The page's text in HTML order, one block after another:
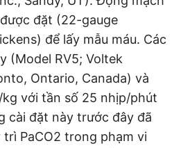
đặt (22-gauge
để lấy mẫu máu. Các
(Model RV5; Voltek
Ontario, Canada) và
với tần số 25 nhịp/phút
cài đặt này trước đây đã
PaCO2 trong phạm vi